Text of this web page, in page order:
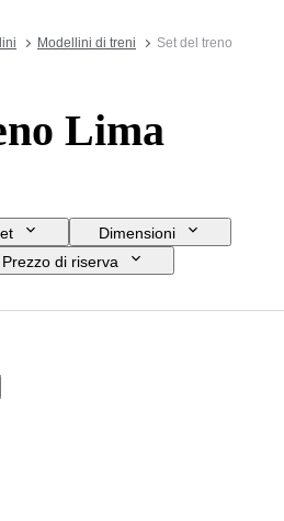
Modellini di treni
Set del treno
Lima
Dimensioni
Prezzo di riserva